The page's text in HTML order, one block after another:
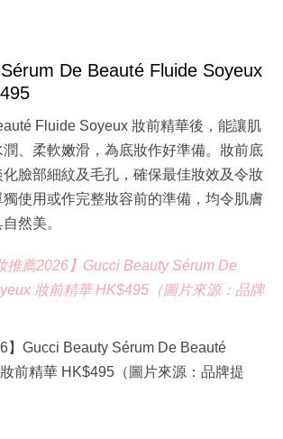
De Beauté Fluide Soyeux
Fluide Soyeux 妝前精華後，能讓肌
、柔軟嫩滑，為底妝作好準備。妝前底
臉部細紋及毛孔，確保最佳妝效及令妝
使用或作完整妝容前的準備，均令肌膚
然美。
】Gucci Beauty Sérum De Beauté
前精華 HK$495（圖片來源：品牌提